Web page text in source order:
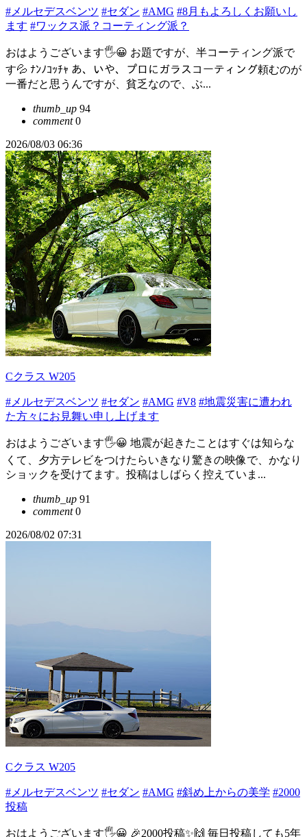
#メルセデスベンツ #セダン #AMG #8月もよろしくお願いし
ます #ワックス派？コーティング派？
おはようございます🖐😀 お題ですが、半コーティング派で
す💦 ﾅﾝﾉｺｯﾁｬ あ、いや、プロにガラスコーティング頼むのが
一番だと思うんですが、貧乏なので、ぶ...
thumb_up 94
comment0
2026/08/03 06:36
Cクラス W205
#メルセデスベンツ #セダン #AMG #V8 #地震災害に遭われ
た方々にお見舞い申し上げます
おはようございます🖐😀 地震が起きたことはすぐは知らな
くて、夕方テレビをつけたらいきなり驚きの映像で、かなり
ショックを受けてます。投稿はしばらく控えていま...
thumb_up 91
comment0
2026/08/02 07:31
Cクラス W205
#メルセデスベンツ #セダン #AMG #斜め上からの美学 #2000
投稿
おはようございます🖐😀 🎉2000投稿✨🙌 毎日投稿しても5年